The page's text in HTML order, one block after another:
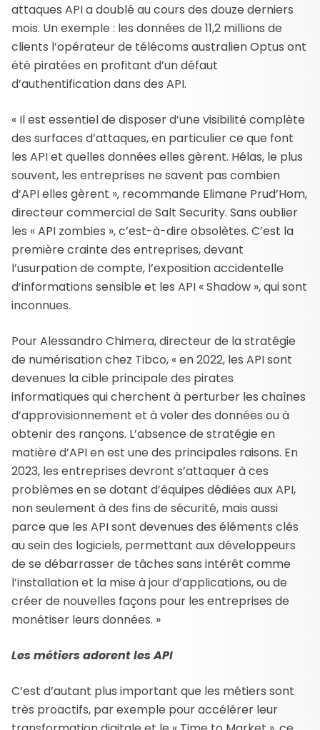
attaques API a doublé au cours des douze derniers
mois. Un exemple : les données de 11,2 millions de
clients l’opérateur de télécoms australien Optus ont
été piratées en profitant d’un défaut
d’authentification dans des API.
« Il est essentiel de disposer d’une visibilité complète
des surfaces d’attaques, en particulier ce que font
les API et quelles données elles gèrent. Hélas, le plus
souvent, les entreprises ne savent pas combien
d’API elles gèrent », recommande Elimane Prud’Hom,
directeur commercial de Salt Security. Sans oublier
les « API zombies », c’est-à-dire obsolètes. C’est la
première crainte des entreprises, devant
l’usurpation de compte, l’exposition accidentelle
d’informations sensible et les API « Shadow », qui sont
inconnues.
Pour Alessandro Chimera, directeur de la stratégie
de numérisation chez Tibco, « en 2022, les API sont
devenues la cible principale des pirates
informatiques qui cherchent à perturber les chaînes
d’approvisionnement et à voler des données ou à
obtenir des rançons. L’absence de stratégie en
matière d’API en est une des principales raisons. En
2023, les entreprises devront s’attaquer à ces
problèmes en se dotant d’équipes dédiées aux API,
non seulement à des fins de sécurité, mais aussi
parce que les API sont devenues des éléments clés
au sein des logiciels, permettant aux développeurs
de se débarrasser de tâches sans intérêt comme
l’installation et la mise à jour d’applications, ou de
créer de nouvelles façons pour les entreprises de
monétiser leurs données. »
Les métiers adorent les API
C’est d’autant plus important que les métiers sont
très proactifs, par exemple pour accélérer leur